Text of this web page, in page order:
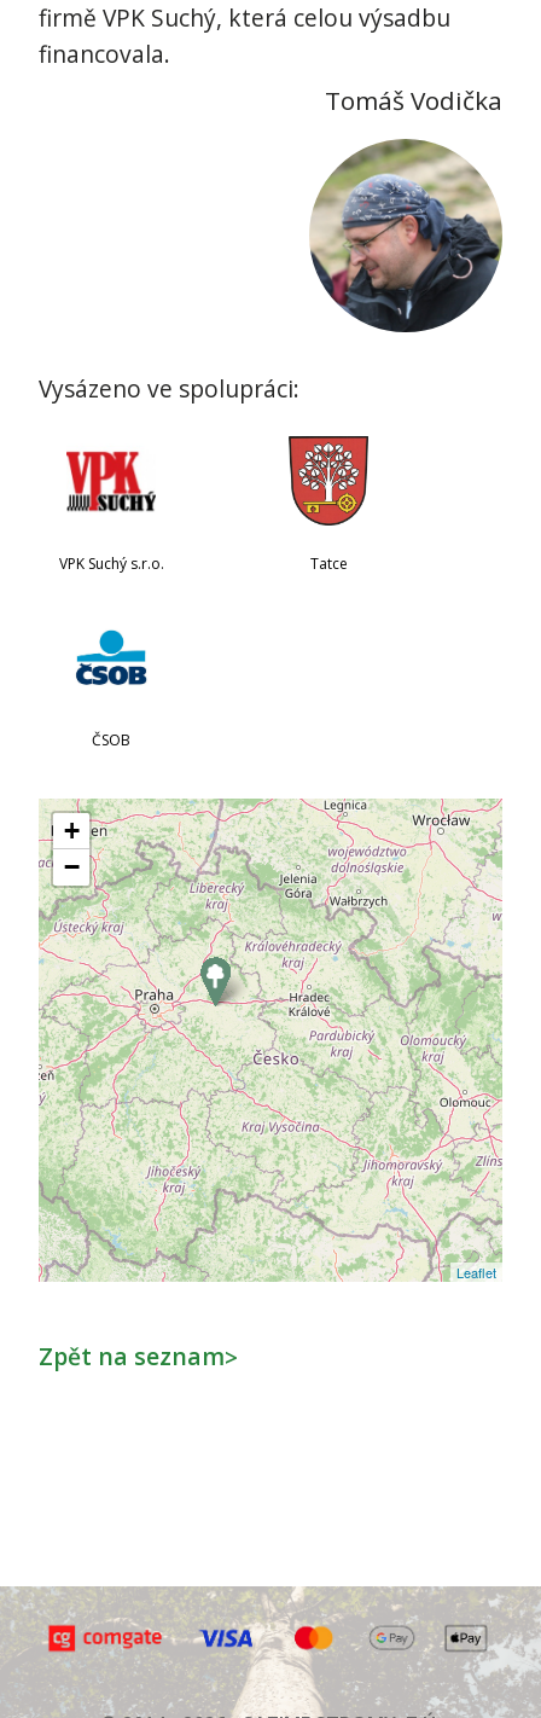
firmě VPK Suchý, která celou výsadbu
financovala.
Tomáš Vodička
Vysázeno ve spolupráci:
VPK Suchý s.r.o. Tatce
ČSOB
+
−
Leaflet
Zpět na seznam>